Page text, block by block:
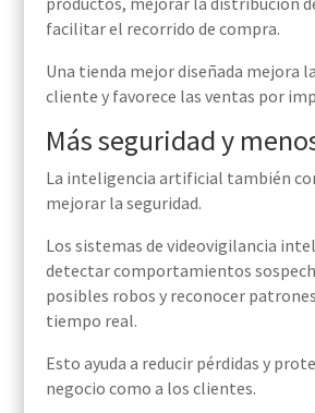
facilitar el recorrido de compra.
Una tienda mejor diseñada mejora
cliente y favorece las ventas por
Más seguridad y
La inteligencia artificial también
mejorar la seguridad.
Los sistemas de videovigilancia
detectar comportamientos
posibles robos y reconocer
tiempo real.
Esto ayuda a reducir pérdidas y
negocio como a los clientes.